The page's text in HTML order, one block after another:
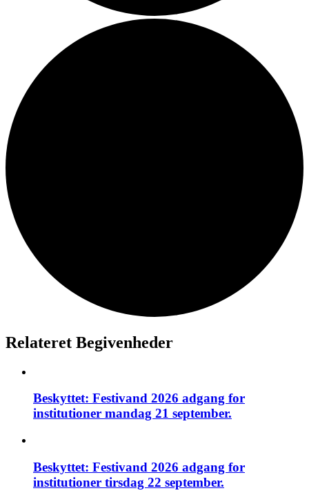
Relateret Begivenheder
Beskyttet: Festivand 2026 adgang for
institutioner mandag 21 september.
Beskyttet: Festivand 2026 adgang for
institutioner tirsdag 22 september.